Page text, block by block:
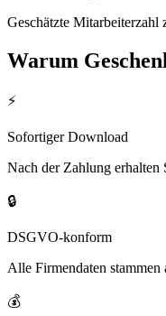
Geschätzte
Warum
⚡
Sofortiger Download
Nach der Zahlung
🔒
DSGVO-konform
Alle Firmendaten
💰